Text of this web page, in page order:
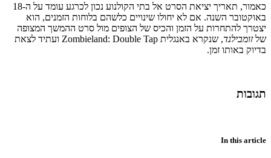
כאמור, תאריך יציאת הסרט אל בתי הקולנוע נכון לכרגע עומד על ה-18
באוקטובר השנה. אם לא יחולו שינויים כלשהם בלוחות הזמנים, הוא
יצטרך להתחרות על הזמן והכיס של הצופים מול סרט ההמשך המצופה
שלזומבילנד
, שנקרא באנגלית Zombieland: Double Tap ועתיד לצאת
בדיוק באותו זמן.
תגובות
In this article